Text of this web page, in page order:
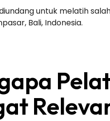
untuk melatih
Bali, Indonesia.